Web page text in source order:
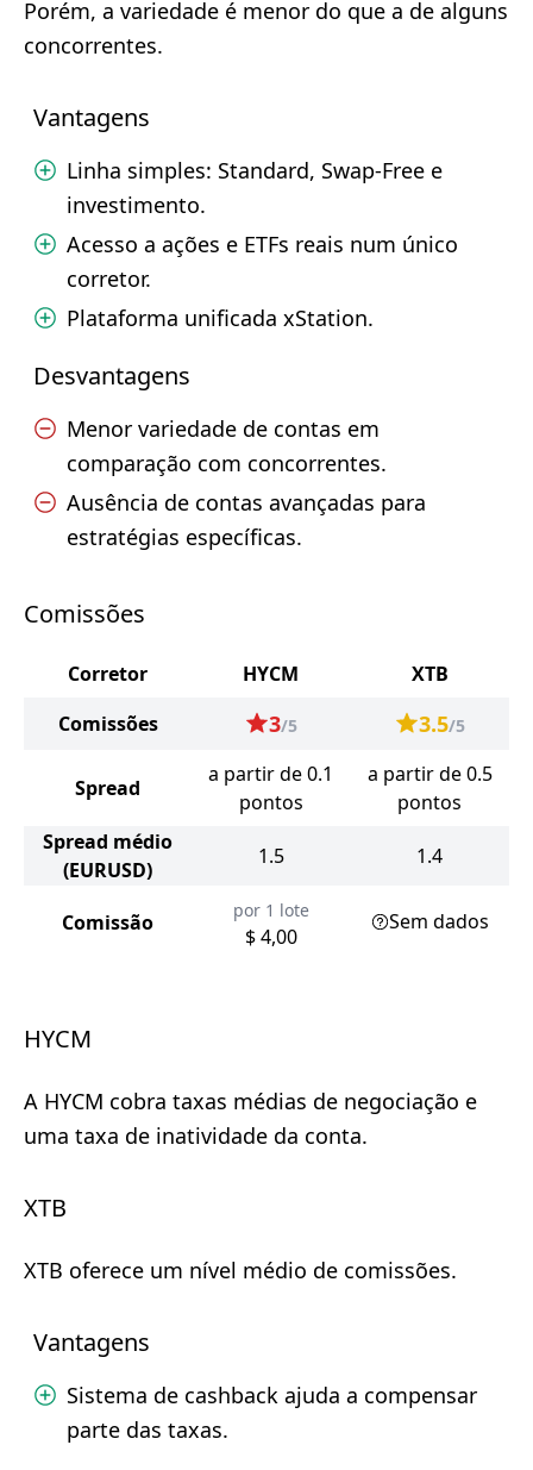
Porém, a variedade é menor do que a de alguns
concorrentes.
Vantagens
Linha simples: Standard, Swap-Free e
investimento.
Acesso a ações e ETFs reais num único
corretor.
Plataforma unificada xStation.
Desvantagens
Menor variedade de contas em
comparação com concorrentes.
Ausência de contas avançadas para
estratégias específicas.
Comissões
Corretor HYCM
XTB
Comissões
3/5 3.5/5
Spread
a partir de 0.1
pontos
a partir de 0.5
pontos
Spread médio
(EURUSD)
1.5 1.4
Comissão por 1 lote
$ 4,00
Sem dados
HYCM
A HYCM cobra taxas médias de negociação e
uma taxa de inatividade da conta.
XTB
XTB oferece um nível médio de comissões.
Vantagens
Sistema de cashback ajuda a compensar
parte das taxas.